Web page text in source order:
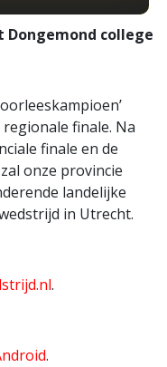
Dongemond college
finale. Na
finale en de
onze provincie
landelijke
in Utrecht.
.
.